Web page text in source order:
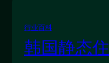
行业百科
韩国静态